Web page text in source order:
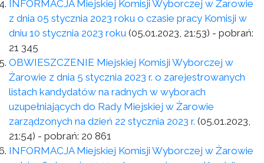
INFORMACJA Miejskiej Komisji Wyborczej w Żarowie
z dnia 05 stycznia 2023 roku o czasie pracy Komisji w
dniu 10 stycznia 2023 roku (05.01.2023, 21:53) - pobrań:
21 345
OBWIESZCZENIE Miejskiej Komisji Wyborczej w
Żarowie z dnia 5 stycznia 2023 r. o zarejestrowanych
listach kandydatów na radnych w wyborach
uzupełniających do Rady Miejskiej w Żarowie
zarządzonych na dzień 22 stycznia 2023 r. (05.01.2023,
21:54) - pobrań: 20 861
INFORMACJA Miejskiej Komisji Wyborczej w Żarowie